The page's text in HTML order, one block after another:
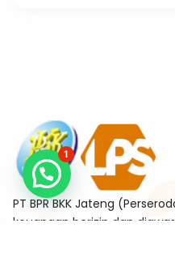
PT BPR BKK Jateng
keuangan berizin dan
1